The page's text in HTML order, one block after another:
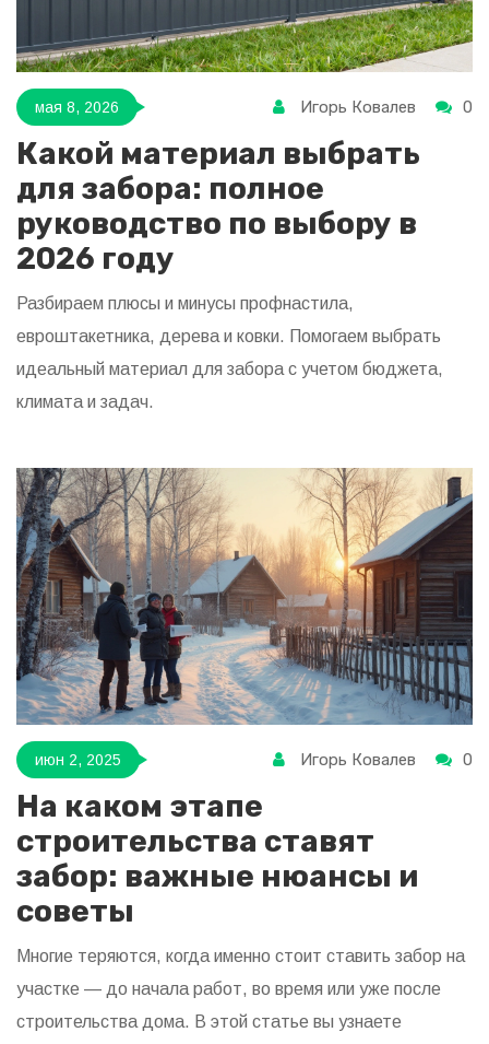
мая 8, 2026 Игорь Ковалев 0
Какой материал выбрать
для забора: полное
руководство по выбору в
2026 году
Разбираем плюсы и минусы профнастила,
евроштакетника, дерева и ковки. Помогаем выбрать
идеальный материал для забора с учетом бюджета,
климата и задач.
июн 2, 2025 Игорь Ковалев 0
На каком этапе
строительства ставят
забор: важные нюансы и
советы
Многие теряются, когда именно стоит ставить забор на
участке — до начала работ, во время или уже после
строительства дома. В этой статье вы узнаете